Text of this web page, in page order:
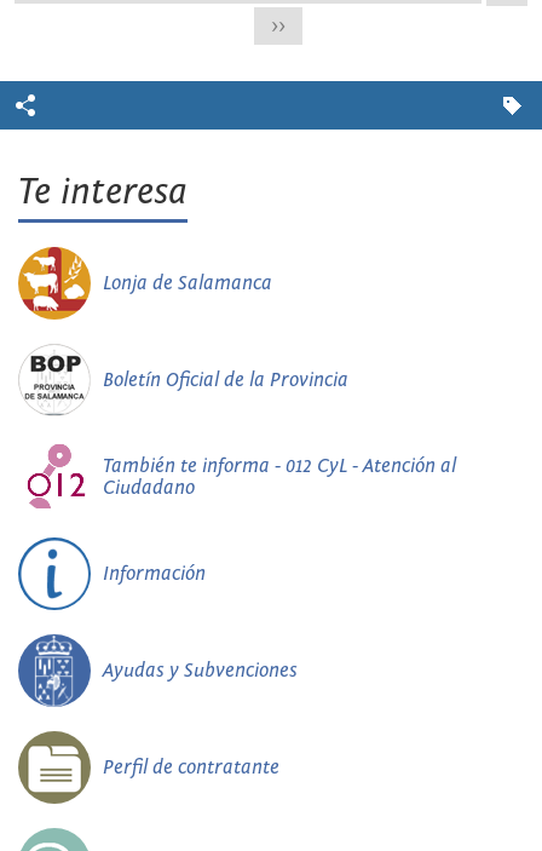
>>
Te interesa
Lonja de Salamanca
Boletín Oficial de la Provincia
También te informa - 012 CyL - Atención al
Ciudadano
Información
Ayudas y Subvenciones
Perfil de contratante